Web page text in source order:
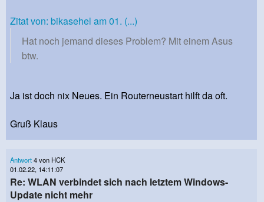
Zitat von: bikasehel am 01. (...)
Hat noch jemand dieses Problem? Mit einem Asus
btw.
Ja ist doch nix Neues. Ein Routerneustart hilft da oft.
Gruß Klaus
Antwort4 von HCK
01.02.22, 14:11:07
Re: WLAN verbindet sich nach letztem Windows-
Update nicht mehr